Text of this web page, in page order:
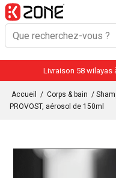
Livraison 58 wilayas
Accueil / Corps & bain /
PROVOST, aérosol de 150ml